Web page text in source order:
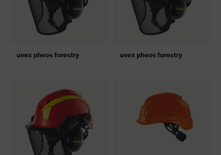
uvex pheos forestry uvex pheos forestry